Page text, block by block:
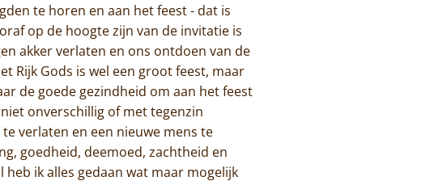
te horen en aan het feest - dat is
op de hoogte zijn van de invitatie is
akker verlaten en ons ontdoen van de
Rijk Gods is wel een groot feest, maar
de goede gezindheid om aan het feest
onverschillig of met tegenzin
verlaten en een nieuwe mens te
goedheid, deemoed, zachtheid en
heb ik alles gedaan wat maar mogelijk